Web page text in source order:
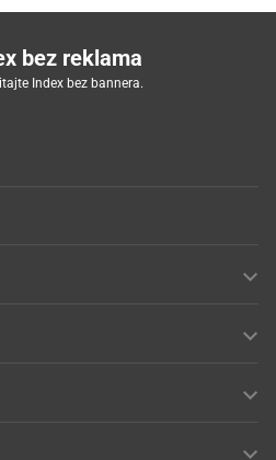
bez reklama
Index bez bannera.